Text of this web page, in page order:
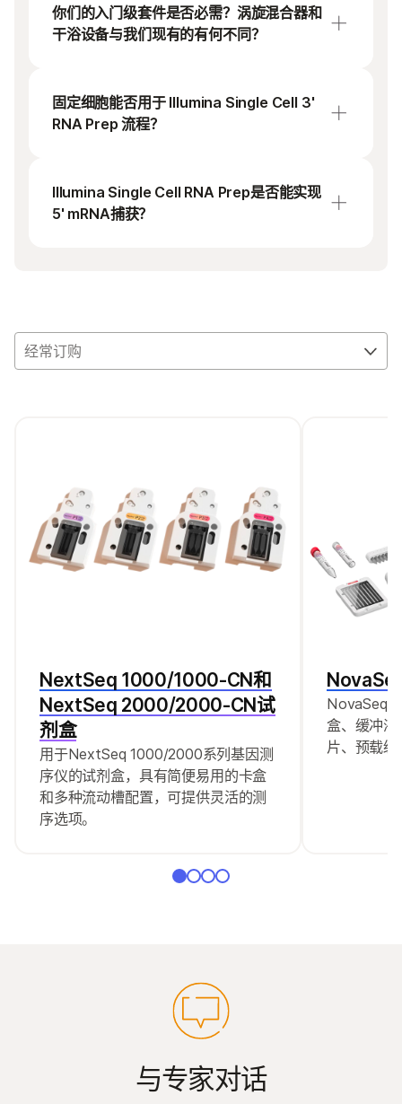
新用户应订购 Illumina Single Cell Prep入门设备，以
获取所需的辅助设备。
术和粒子模板即时分区（PIPs）技术。PIPs可
以将复杂的细胞混合物分隔成多个小液滴，这
测序（scRNA-Seq）。
你们的入门级套件是否必需？涡旋混合器和
干浴设备与我们现有的有何不同？
靠结果的必需设备。涡旋混合器专为实现一致
的乳化而设计。干浴设备可确保精确的温度曲
固定细胞能否用于 Illumina Single Cell 3'
RNA Prep 流程？
固定方案来处理细胞或细胞核。目前不兼容多
聚甲醛（PFA）固定方法。
Illumina Single Cell RNA Prep是否能实现
5' mRNA捕获？
经常订购
NextSeq 1000/1000-CN和
NextSeq 2000/2000-CN试
剂盒
用于NextSeq 1000/2000系列基因测
序仪的试剂盒，具有简便易用的卡盒
和多种流动槽配置，可提供灵活的测
序选项。
NovaSeq
盒、缓冲
片、预载
与专家对话